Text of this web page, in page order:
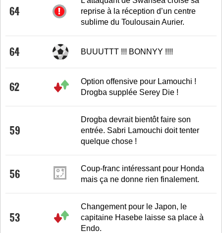
64
reprise à la réception d’un centre
sublime du Toulousain Aurier.
64 BUUUTTT !!! BONNYY !!!!
62
Option offensive pour Lamouchi !
Drogba supplée Serey Die !
59
Drogba devrait bientôt faire son
entrée. Sabri Lamouchi doit tenter
quelque chose !
56
Coup-franc intéressant pour Honda
mais ça ne donne rien finalement.
53
Changement pour le Japon, le
capitaine Hasebe laisse sa place à
Endo.